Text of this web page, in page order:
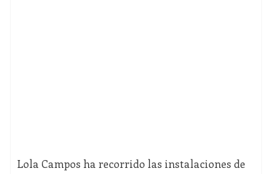
Lola Campos ha recorrido las instalaciones de